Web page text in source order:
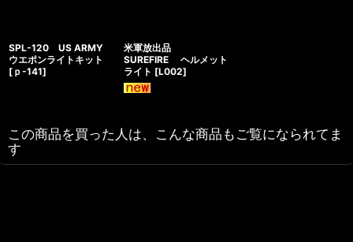
SPL-120 US ARMY
ウエポンライトキット
[ ｐ-141]
米軍放出品
SUREFIRE ヘルメット
ライト [L002]
この商品を買った人は、こんな商品もご覧になられてま
す